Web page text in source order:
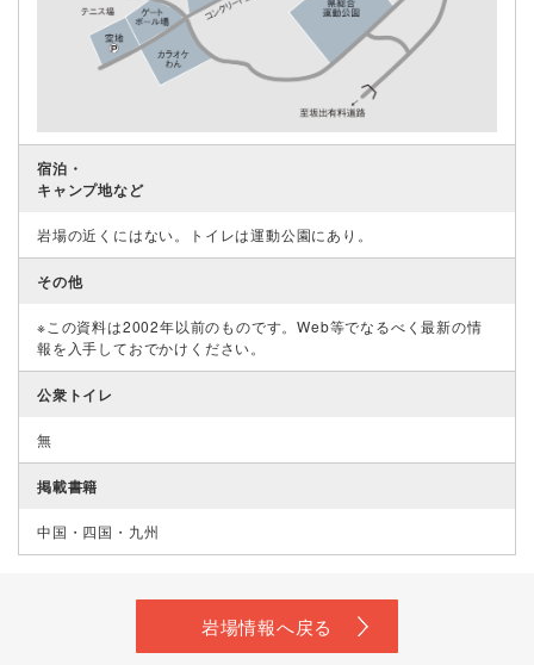
宿泊・
キャンプ地など
岩場の近くにはない。トイレは運動公園にあり。
その他
※この資料は2002年以前のものです。Web等でなるべく最新の情
報を入手しておでかけください。
公衆トイレ
無
掲載書籍
中国・四国・九州
岩場情報へ戻る